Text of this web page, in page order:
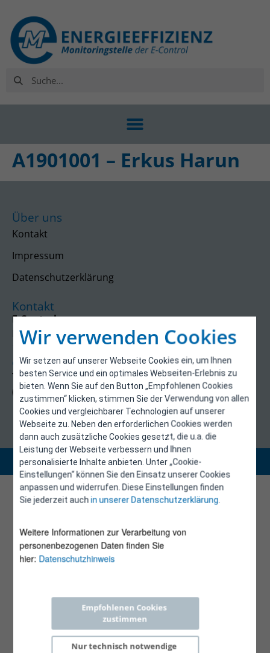
Wir verwenden Cookies
Wir setzen auf unserer Webseite Cookies ein, um Ihnen
besten Service und ein optimales Webseiten-Erlebnis zu
bieten. Wenn Sie auf den Button „Empfohlenen Cookies
zustimmen“ klicken, stimmen Sie der Verwendung von allen
Cookies und vergleichbarer Technologien auf unserer
Webseite zu. Neben den erforderlichen Cookies werden
dann auch zusätzliche Cookies gesetzt, die u.a. die
Leistung der Webseite verbessern und Ihnen
personalisierte Inhalte anbieten. Unter „Cookie-
Einstellungen“ können Sie den Einsatz unserer Cookies
anpassen und widerrufen. Diese Einstellungen finden
Sie jederzeit auchin unserer Datenschutzerklärung.
Weitere Informationen zur Verarbeitung von
personenbezogenen Daten finden Sie
hier: Datenschutzhinweis
Empfohlenen Cookies
zustimmen
Nur technisch notwendige
A1901001 – Erkus Harun
Über uns
Kontakt
Impressum
Datenschutzerklärung
Kontakt
E-Control
Rudolfsplatz 13a
1010 Wien
energieeffizienz@e-control.at
Tel +43 1 5324724
(Mo, Mi-Fr 09:30-12:30 Uhr)
Copyright 2026 © E-Control